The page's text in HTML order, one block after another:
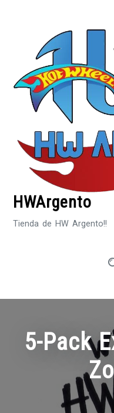
HWArgento
Tienda de HW Argento!!
5-Pack